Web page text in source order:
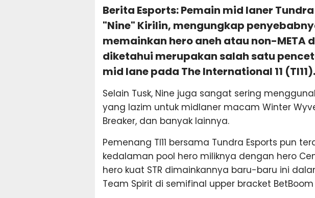
Berita Esports: Pemain mid laner Tundra
"Nine" Kirilin, mengungkap
memainkan hero aneh atau non-META
diketahui merupakan salah satu
mid lane pada The International 11 (TI11).
Selain Tusk, Nine juga sangat sering
yang lazim untuk midlaner macam Winter
Breaker, dan banyak lainnya.
Pemenang TI11 bersama Tundra Esports pun
kedalaman pool hero miliknya dengan hero
hero kuat STR dimainkannya baru-baru ini
Team Spirit di semifinal upper bracket BetBoom